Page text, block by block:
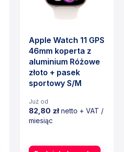
Apple Watch 11 GPS
46mm koperta z
aluminium Różowe
złoto + pasek
sportowy S/M
Już od
82,80 złnetto + VAT /
miesiąc